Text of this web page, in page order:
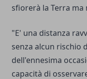
sfiorerà la Terra
"E' una distanza
senza alcun rischio
dell'ennesima
capacità di